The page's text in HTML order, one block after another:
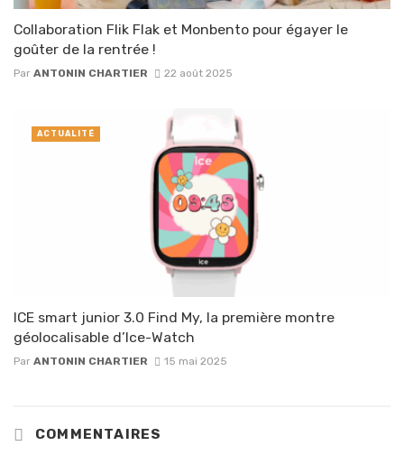
Collaboration Flik Flak et Monbento pour égayer le
goûter de la rentrée !
Par ANTONIN CHARTIER 22 août 2025
ICE smart junior 3.0 Find My, la première montre
géolocalisable d’Ice-Watch
Par ANTONIN CHARTIER 15 mai 2025
ACTUALITÉ
COMMENTAIRES